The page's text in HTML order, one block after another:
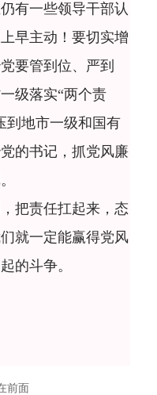
有一些领导干部认
早主动！要切实增
要管到位、严到
级落实“两个责
到地市一级和国有
的书记，抓党风廉
把责任扛起来，态
就一定能赢得党风
的斗争。
前面